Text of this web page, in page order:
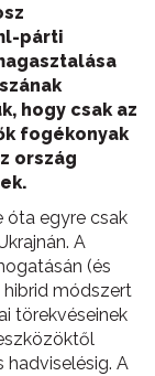
párti
hogy csak az
fogékonyak
ország
óta egyre csak
A
(és
hibrid módszert
törekvéseinek
hadviselésig. A